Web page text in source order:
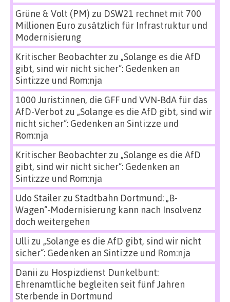
Grüne & Volt (PM) zu DSW21 rechnet mit 700
Millionen Euro zusätzlich für Infrastruktur und
Modernisierung
Kritischer Beobachterzu „Solange es die AfD
gibt, sind wir nicht sicher“: Gedenken an
Sinti:zze und Rom:nja
1000 Jurist:innen, die GFF und VVN-BdA für das
AfD-Verbot zu „Solange es die AfD gibt, sind wir
nicht sicher“: Gedenken an Sinti:zze und
Rom:nja
Kritischer Beobachterzu „Solange es die AfD
gibt, sind wir nicht sicher“: Gedenken an
Sinti:zze und Rom:nja
Udo Stailerzu Stadtbahn Dortmund: „B-
Wagen“-Modernisierung kann nach Insolvenz
doch weitergehen
Ulli zu „Solange es die AfD gibt, sind wir nicht
sicher“: Gedenken an Sinti:zze und Rom:nja
Danii zu Hospizdienst Dunkelbunt:
Ehrenamtliche begleiten seit fünf Jahren
Sterbende in Dortmund